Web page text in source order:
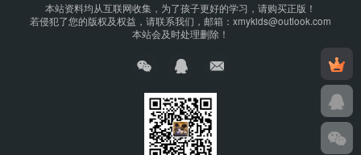
本站资料均从互联网收集，为了孩子更好的学习，请购买正版！
若侵犯了您的版权及权益，请联系我们，邮箱：xmykids@outlook.com
本站会及时处理删除！